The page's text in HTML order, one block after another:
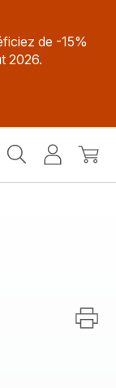
de -15%
2026.
MonMon